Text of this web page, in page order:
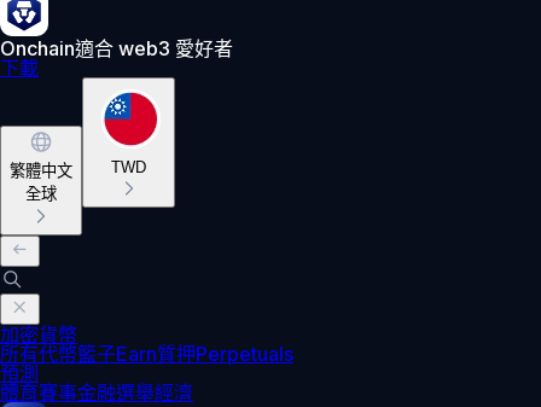
Onchain適合 web3 愛好者
下載
繁體中文
全球
TWD
加密貨幣
所有代幣籃子Earn質押Perpetuals
預測
體育賽事金融選舉經濟